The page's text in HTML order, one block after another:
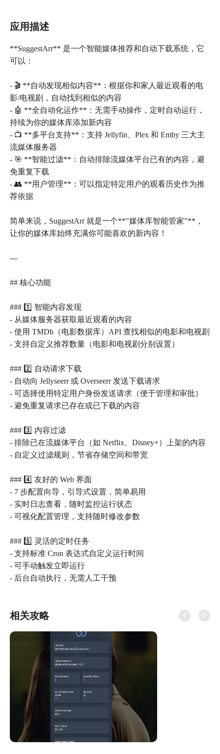
应用描述
**SuggestArr** 是一个智能媒体推荐和自动下载系统，它
可以：
- 🎬 **自动发现相似内容**：根据你和家人最近观看的电
影/电视剧，自动找到相似的内容
- 🤖 **全自动化运作**：无需手动操作，定时自动运行，
持续为你的媒体库添加新内容
- 📺 **多平台支持**：支持 Jellyfin、Plex 和 Emby 三大主
流媒体服务器
- 🎯 **智能过滤**：自动排除流媒体平台已有的内容，避
免重复下载
- 👥 **用户管理**：可以指定特定用户的观看历史作为推
荐依据
简单来说，SuggestArr 就是一个**"媒体库智能管家"**，
让你的媒体库始终充满你可能喜欢的新内容！
---
## 核心功能
### 1️⃣ 智能内容发现
- 从媒体服务器获取最近观看的内容
- 使用 TMDb（电影数据库）API 查找相似的电影和电视剧
- 支持自定义推荐数量（电影和电视剧分别设置）
### 2️⃣ 自动请求下载
- 自动向 Jellyseerr 或 Overseerr 发送下载请求
- 可选择使用特定用户身份发送请求（便于管理和审批）
- 避免重复请求已存在或已下载的内容
### 3️⃣ 内容过滤
- 排除已在流媒体平台（如 Netflix、Disney+）上架的内容
- 自定义过滤规则，节省存储空间和带宽
### 4️⃣ 友好的 Web 界面
- 7 步配置向导，引导式设置，简单易用
- 实时日志查看，随时监控运行状态
- 可视化配置管理，支持随时修改参数
### 5️⃣ 灵活的定时任务
- 支持标准 Cron 表达式自定义运行时间
- 可手动触发立即运行
相关攻略